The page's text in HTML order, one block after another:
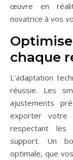
œuvre en
novatrice à vos
chaque
L'adaptation
réussie. Les
ajustements
exporter votre
respectant les
support. Un
optimale, que